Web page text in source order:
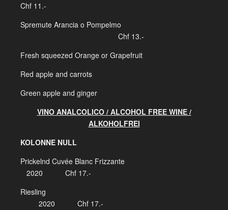
Chf 11.-
Spremute Arancia o Pompelmo
Chf 13.-
Fresh squeezed Orange or Grapefruit
Red apple and carrots
Green apple and ginger
VINO ANALCOLICO / ALCOHOL FREE WINE /
ALKOHOLFREI
KOLONNE NULL
Prickelnd Cuvée Blanc Frizzante
2020 Chf 17.-
Riesling
2020 Chf 17.-